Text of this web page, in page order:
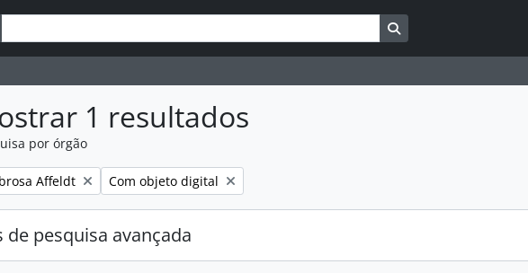
de busca Busque na página de
1 resultados
por órgão
Affeldt Remover filtro:
Com objeto digital
de pesquisa avançada